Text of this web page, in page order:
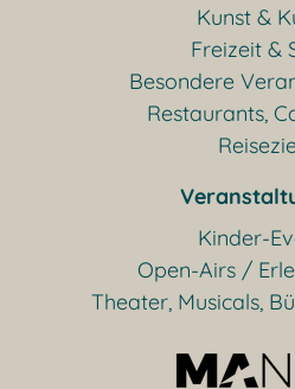
Kunst &
Freizeit &
Besondere
Restaurants,
Kinder-
Open-Airs /
Theater, Musicals,